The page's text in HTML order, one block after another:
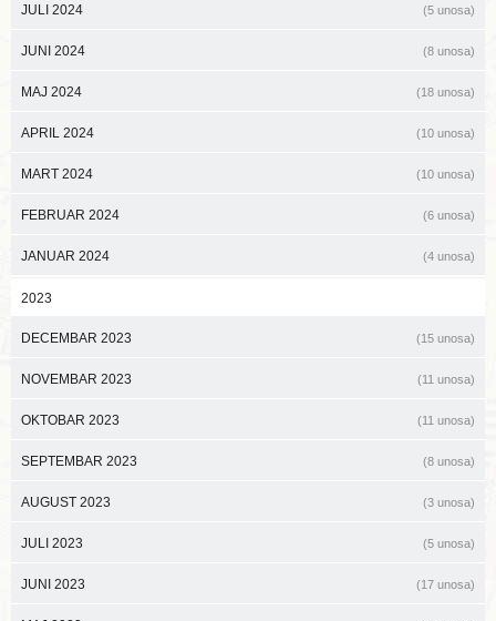
JULI 2024 (5 unosa)
JUNI 2024 (8 unosa)
MAJ 2024 (18 unosa)
APRIL 2024 (10 unosa)
MART 2024 (10 unosa)
FEBRUAR 2024 (6 unosa)
JANUAR 2024 (4 unosa)
2023
DECEMBAR 2023 (15 unosa)
NOVEMBAR 2023 (11 unosa)
OKTOBAR 2023 (11 unosa)
SEPTEMBAR 2023 (8 unosa)
AUGUST 2023 (3 unosa)
JULI 2023 (5 unosa)
JUNI 2023 (17 unosa)